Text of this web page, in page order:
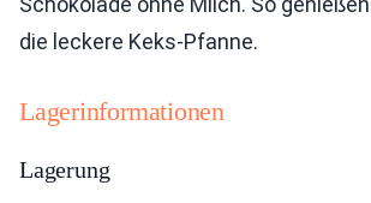
die leckere Keks-Pfanne.
Lagerinformationen
Lagerung